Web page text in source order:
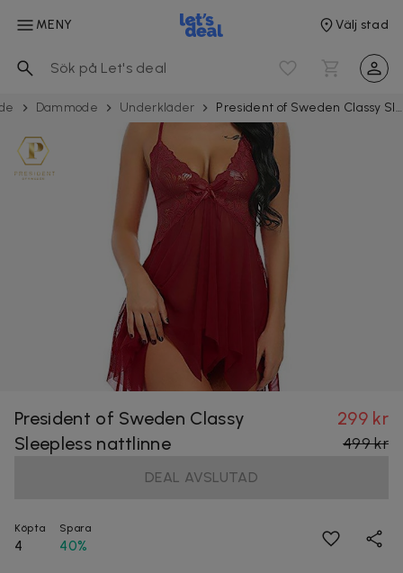
MENY Välj stad
Dammode Underkläder President of Sweden Classy Sleepless nattlinne
President of Sweden Classy
Sleepless nattlinne
299 kr
499 kr
DEAL AVSLUTAD
Köpta
4
Spara
40%